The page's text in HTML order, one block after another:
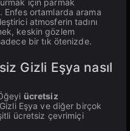
için parmak
Enfes ortamlarda arama
atmosferin tadını
keskin gözlem
bir tık ötenizde.
Gizli Eşya nasıl
ücretsiz
Eşya ve diğer birçok
ücretsiz çevrimiçi